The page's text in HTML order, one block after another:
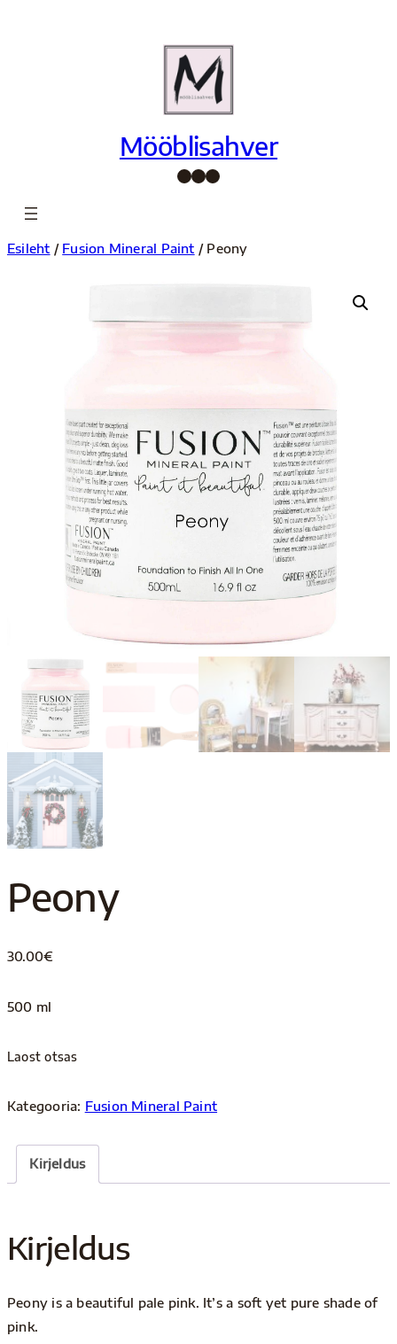
Mööblisahver
Facebook InstagramPinterest
Esileht / Fusion Mineral Paint / Peony
Peony
30.00€
500 ml
Laost otsas
Kategooria: Fusion Mineral Paint
Kirjeldus
Kirjeldus
Peony is a beautiful pale pink. It’s a soft yet pure shade of
pink.